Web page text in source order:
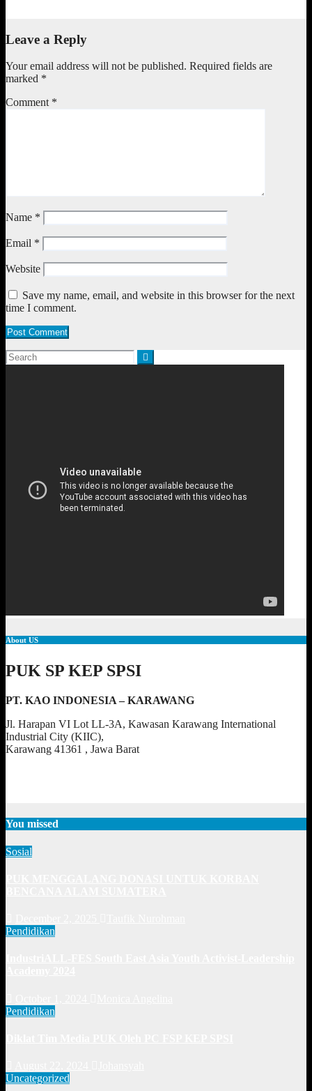
Leave a Reply
Your email address will not be published. Required fields are
marked *
Comment *
Name *
Email *
Website
Save my name, email, and website in this browser for the next
time I comment.
About US
PUK SP KEP SPSI
PT. KAO INDONESIA – KARAWANG
Jl. Harapan VI Lot LL-3A, Kawasan Karawang International
Industrial City (KIIC),
Karawang 41361 , Jawa Barat
You missed
Sosial
Pendidikan
Pendidikan
Uncategorized